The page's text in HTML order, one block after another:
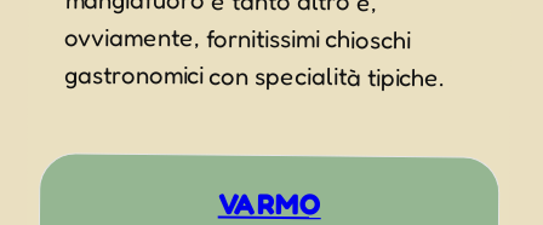
gastronomici con specialità tipiche.
VARMO